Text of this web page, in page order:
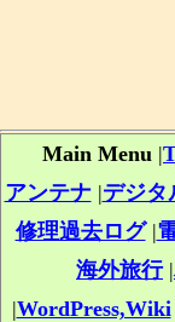
Main Menu |
アンテナ|デジタ
修理過去ログ|
海外旅行|
|WordPress,Wiki